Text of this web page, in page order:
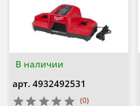
В наличии
арт. 4932492531
(0)